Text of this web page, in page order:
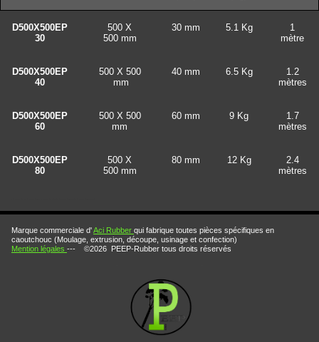
D500X500EP
30
500 X
500 mm
30 mm 5.1 Kg
1
mètre
D500X500EP
40
500 X 500
mm
40 mm 6.5 Kg
1.2
mètres
D500X500EP
60
500 X 500
mm
60 mm 9 Kg
1.7
mètres
D500X500EP
80
500 X
500 mm
80 mm 12 Kg
2.4
mètres
Marque commerciale d'Aci Rubber qui fabrique toutes pièces spécifiques en
caoutchouc (Moulage, extrusion, découpe, usinage et confection)
Mention légales --- ©2026 PEEP-Rubber tous droits réservés